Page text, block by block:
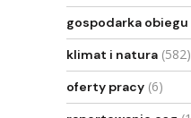
gospodarka
klimat i natura (582)
oferty pracy (6)